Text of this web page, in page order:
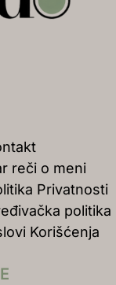
reči o meni
Privatnosti
politika
Korišćenja